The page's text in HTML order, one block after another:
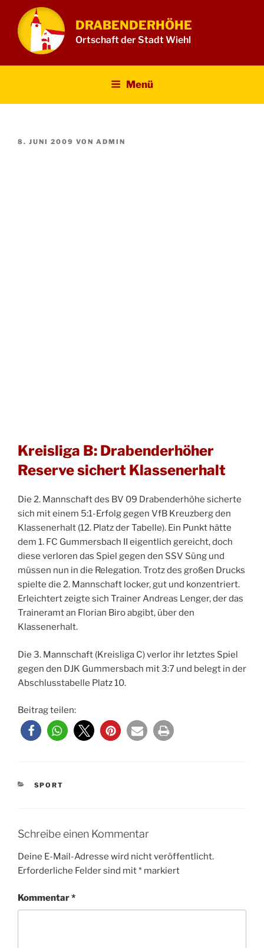
Inhalt
springen
DRABENDERHÖHE
Ortschaft der Stadt Wiehl
Menü
VERÖFFENTLICHT
8. JUNI 2009 VON ADMIN
Kreisliga B: Drabenderhöher
Reserve sichert Klassenerhalt
Die 2. Mannschaft des BV 09 Drabenderhöhe sicherte
sich mit einem 5:1-Erfolg gegen VfB Kreuzberg den
Klassenerhalt (12. Platz der Tabelle). Ein Punkt hätte
dem 1. FC Gummersbach II eigentlich gereicht, doch
diese verloren das Spiel gegen den SSV Süng und
müssen nun in die Relegation. Trotz des großen Drucks
spielte die 2. Mannschaft locker, gut und konzentriert.
Erleichtert zeigte sich Trainer Andreas Lenger, der das
Traineramt an Florian Biro abgibt, über den
Klassenerhalt.
Die 3. Mannschaft (Kreisliga C) verlor ihr letztes Spiel
gegen den DJK Gummersbach mit 3:7 und belegt in der
Abschlusstabelle Platz 10.
Beitrag teilen:
KATEGORIEN
SPORT
Schreibe einen Kommentar
Deine E-Mail-Adresse wird nicht veröffentlicht.
Erforderliche Felder sind mit* markiert
Kommentar*